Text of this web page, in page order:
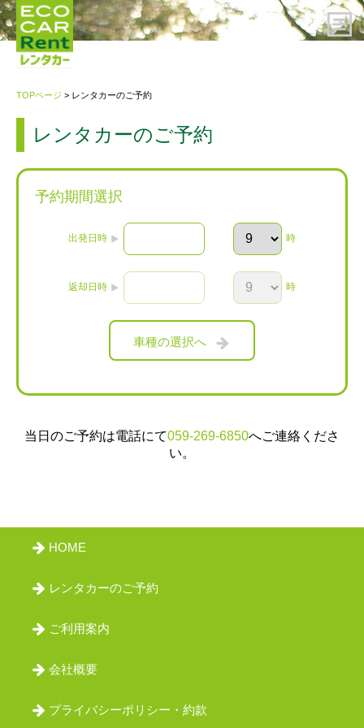
ご利用案内
会員ログイン
TOPページ > レンタカーのご予約
レンタカーのご予約
予約期間選択
出発日時 時
返却日時 時
車種の選択へ
当日のご予約は電話にて059-269-6850へご連絡くださ
い。
HOME
レンタカーのご予約
ご利用案内
会社概要
プライバシーポリシー・約款